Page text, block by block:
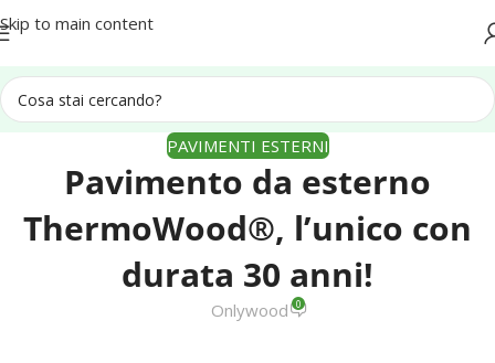
Skip to main content
PAVIMENTI ESTERNI
Pavimento da esterno
ThermoWood®, l’unico con
durata 30 anni!
Onlywood 0